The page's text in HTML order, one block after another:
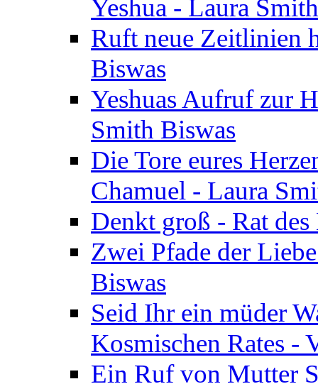
Yeshua - Laura
Ruft neue Zeitlinien
Biswas
Yeshuas Aufruf zur
Smith Biswas
Die Tore eures
Chamuel - Laura
Denkt groß - Rat
Zwei Pfade der
Biswas
Seid Ihr ein müder
Kosmischen Rates -
Ein Ruf von Mutter